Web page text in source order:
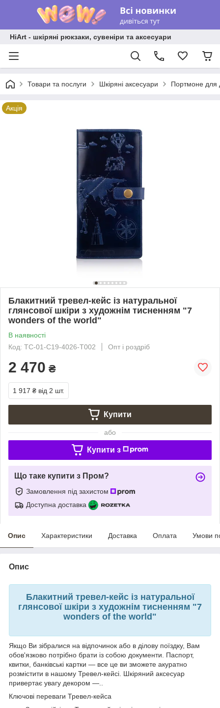
HiArt - шкіряні рюкзаки, сувеніри та аксесуари
Товари та послуги Шкіряні аксесуари Портмоне для
Акція
Блакитний тревел-кейс із натуральної
глянсової шкіри з художнім тисненням "7
wonders of the world"
В наявності
Код: TC-01-C19-4026-T002
Опт і роздріб
2 470 ₴
1 917 ₴ від 2 шт.
Купити
або
Купити з
Що таке купити з Пром?
Замовлення під захистом
Доступна доставка
Опис Характеристики Доставка Оплата Умови
Опис
Блакитний тревел-кейс із натуральної
глянсової шкіри з художнім тисненням "7
wonders of the world"
Якщо Ви зібралися на відпочинок або в ділову поїздку, Вам
обов'язково потрібно брати із собою документи. Паспорт,
квитки, банківські картки — все це ви зможете акуратно
розмістити в нашому Тревел-кейсі. Шкіряний аксесуар
привертає увагу декором —..
Ключові переваги Тревел-кейса